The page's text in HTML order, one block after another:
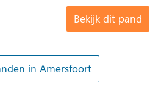
Bekijk dit pand
in Amersfoort